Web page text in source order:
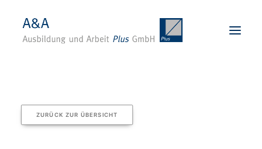
Über uns
ZURÜCK ZUR ÜBERSICHT